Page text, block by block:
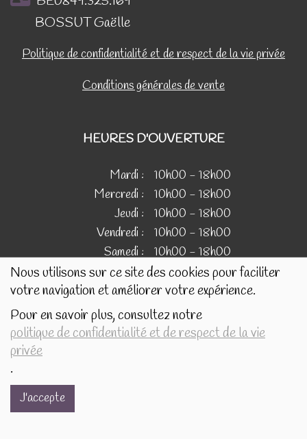
Nous utilisons sur ce site des cookies pour faciliter
votre navigation et améliorer votre expérience.
Pour en savoir plus, consultez notre
politique de confidentialité et de respect de la vie
privée
.
J'accepte
BOSSUT Gaëlle
Politique de confidentialité et de respect de la vie privée
Conditions générales de vente
HEURES D'OUVERTURE
Mardi :
10h00 - 18h00
Mercredi :
10h00 - 18h00
Jeudi :
10h00 - 18h00
Vendredi :
10h00 - 18h00
Samedi :
10h00 - 18h00
IMAGES
Les images présentées pour illustrer les produits en vente
sur ce site ne sont pas contractuelles.